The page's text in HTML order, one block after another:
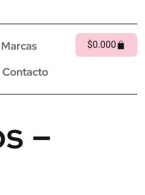
Marcas
Contacto
$0.000
–